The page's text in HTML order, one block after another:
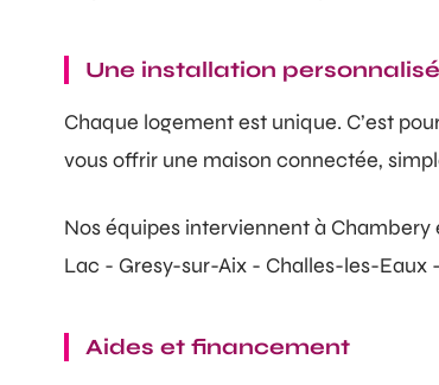
Une installation
Chaque logement est unique. C’est
vous offrir une maison connectée,
Nos équipes interviennent à
Lac - Gresy-sur-Aix - Challes-les-Eaux
Aides et financement